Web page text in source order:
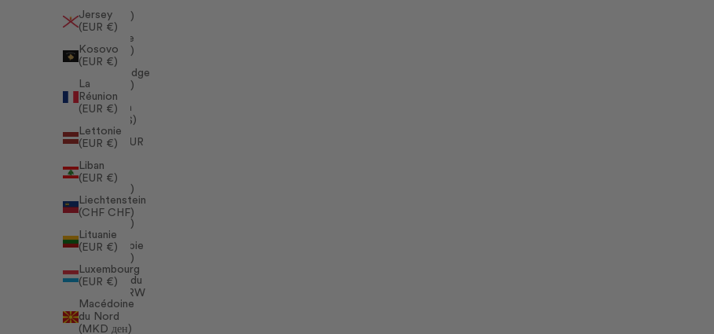
Jersey
(EUR €)
Kosovo
(EUR €)
La
Réunion
(EUR €)
Lettonie
(EUR €)
Liban
(EUR €)
Liechtenstein
(CHF CHF)
Lituanie
(EUR €)
Luxembourg
(EUR €)
Macédoine
du Nord
(MKD ден)
(EUR €)
Bulgarie
(EUR €)
Cambodge
(EUR €)
Canada
(CAD $)
Chili (EUR
Chine
(EUR €)
Chypre
(EUR €)
Colombie
(EUR €)
Corée du
Sud (KRW
₩)
Côte